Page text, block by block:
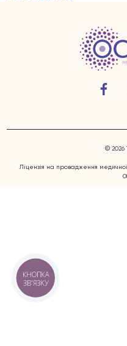
© 2026
Ліцензія на провадження
КНОПКА
ЗВ'ЯЗКУ